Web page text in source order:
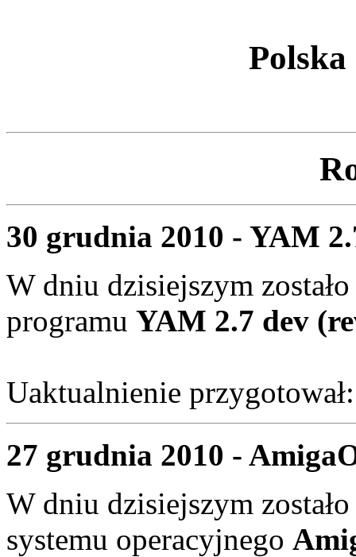
Polska
30 grudnia 2010 - YAM
W dniu dzisiejszym
programu YAM 2.7 dev
Uaktualnienie
27 grudnia 2010 -
W dniu dzisiejszym
systemu operacyjnego